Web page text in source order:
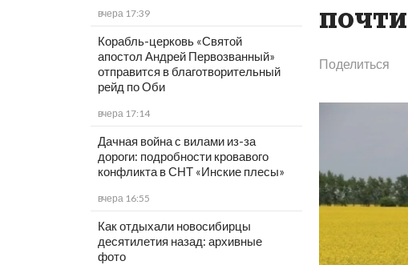
вчера 17:39
Корабль-церковь «Святой
апостол Андрей Первозванный»
отправится в благотворительный
рейд по Оби
вчера 17:14
Дачная война с вилами из-за
дороги: подробности кровавого
конфликта в СНТ «Инские плесы»
вчера 16:55
Как отдыхали новосибирцы
десятилетия назад: архивные
фото
Поделиться